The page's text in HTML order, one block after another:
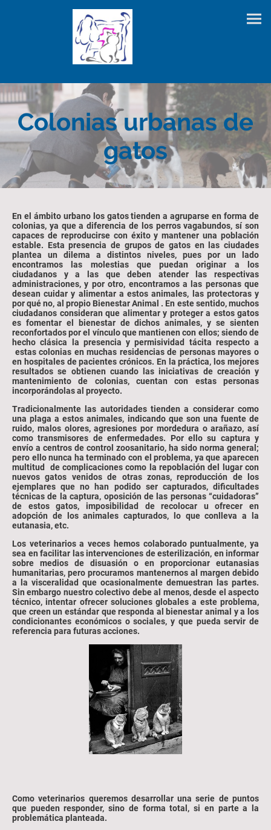
Colonias urbanas de
gatos
En el ámbito urbano los gatos tienden a agruparse en forma de
colonias, ya que a diferencia de los perros vagabundos, sí son
capaces de reproducirse con éxito y mantener una población
estable. Esta presencia de grupos de gatos en las ciudades
plantea un dilema a distintos niveles, pues por un lado
encontramos las molestias que puedan originar a los
ciudadanos y a las que deben atender las respectivas
administraciones, y por otro, encontramos a las personas que
desean cuidar y alimentar a estos animales, las protectoras y
por qué no, al propio Bienestar Animal . En este sentido, muchos
ciudadanos consideran que alimentar y proteger a estos gatos
es fomentar el bienestar de dichos animales, y se sienten
reconfortados por el vínculo que mantienen con ellos; siendo de
hecho clásica la presencia y permisividad tácita respecto a
estas colonias en muchas residencias de personas mayores o
en hospitales de pacientes crónicos. En la práctica, los mejores
resultados se obtienen cuando las iniciativas de creación y
mantenimiento de colonias, cuentan con estas personas
incorporándolas al proyecto.
Tradicionalmente las autoridades tienden a considerar como
una plaga a estos animales, indicando que son una fuente de
ruido, malos olores, agresiones por mordedura o arañazo, así
como transmisores de enfermedades. Por ello su captura y
envío a centros de control zoosanitario, ha sido norma general;
pero ello nunca ha terminado con el problema, ya que aparecen
multitud de complicaciones como la repoblación del lugar con
nuevos gatos venidos de otras zonas, reproducción de los
ejemplares que no han podido ser capturados, dificultades
técnicas de la captura, oposición de las personas “cuidadoras”
de estos gatos, imposibilidad de recolocar u ofrecer en
adopción de los animales capturados, lo que conlleva a la
eutanasia, etc.
Los veterinarios a veces hemos colaborado puntualmente, ya
sea en facilitar las intervenciones de esterilización, en informar
sobre medios de disuasión o en proporcionar eutanasias
humanitarias, pero procuramos mantenernos al margen debido
a la visceralidad que ocasionalmente demuestran las partes.
Sin embargo nuestro colectivo debe al menos, desde el aspecto
técnico, intentar ofrecer soluciones globales a este problema,
que creen un estándar que responda al bienestar animal y a los
condicionantes económicos o sociales, y que pueda servir de
referencia para futuras acciones.
Como veterinarios queremos desarrollar una serie de puntos
que pueden responder, sino de forma total, si en parte a la
problemática planteada.